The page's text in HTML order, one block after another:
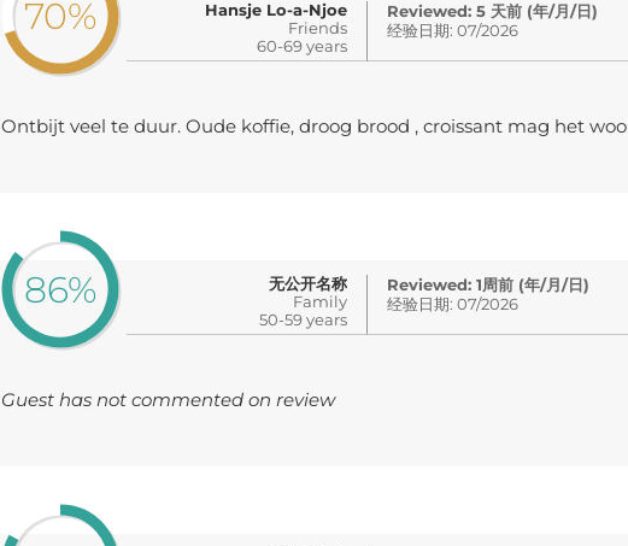
70%
Hansje Lo-a-Njoe
Friends
60-69 years
Reviewed: 5 天前 (年/月/日)
经验日期: 07/2026
Ontbijt veel te duur. Oude koffie, droog brood , croissant mag het
86%
无公开名称
Family
50-59 years
Reviewed: 1周前 (年/月/日)
经验日期: 07/2026
Guest has not commented on review